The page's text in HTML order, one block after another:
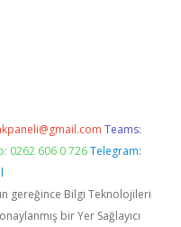
Teams:
0262 606 0 726 Telegram:
gereğince Bilgi Teknolojileri
bir Yer Sağlayıcı